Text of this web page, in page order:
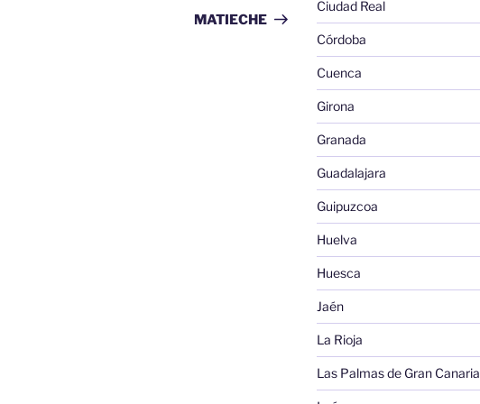
entrada
MATIECHE
Ciudad Real
Córdoba
Cuenca
Girona
Granada
Guadalajara
Guipuzcoa
Huelva
Huesca
Jaén
La Rioja
Las Palmas de Gran Canaria